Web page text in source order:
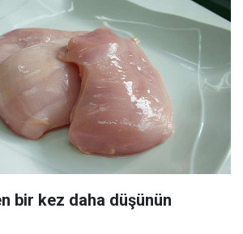
bir kez daha düşünün